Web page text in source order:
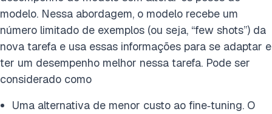
modelo. Nessa abordagem, o modelo recebe um
número limitado de exemplos (ou seja, “few shots”) da
nova tarefa e usa essas informações para se adaptar e
ter um desempenho melhor nessa tarefa. Pode ser
considerado como
Uma alternativa de menor custo ao fine‑tuning. O